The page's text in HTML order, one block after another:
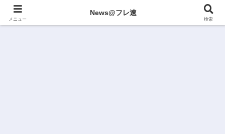
メニュー
News@フレ速
検索